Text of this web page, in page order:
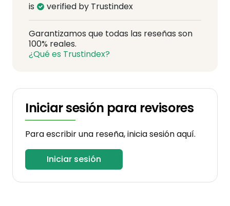
is verified by Trustindex
Garantizamos que todas las reseñas son
100% reales.
¿Qué es Trustindex?
Iniciar sesión para revisores
Para escribir una reseña, inicia sesión aquí.
Iniciar sesión